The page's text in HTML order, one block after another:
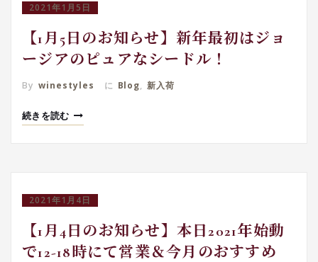
2021年1月5日
【1月5日のお知らせ】新年最初はジョ
ージアのピュアなシードル！
By winestyles に Blog, 新入荷
続きを読む
2021年1月4日
【1月4日のお知らせ】本日2021年始動
で12-18時にて営業＆今月のおすすめ